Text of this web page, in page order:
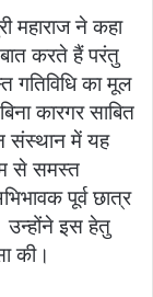
महाराज ने कहा
करते हैं परंतु
गतिविधि का मूल
कारगर साबित
संस्थान में यह
से समस्त
पूर्व छात्र
उन्होंने इस हेतु
की।